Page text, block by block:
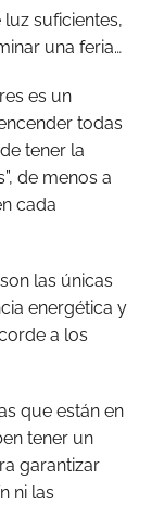
suficientes,
una feria…
es un
todas
tener la
de menos a
cada
las únicas
energética y
a los
que están en
tener un
garantizar
ni las